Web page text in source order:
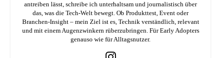
antreiben lässt, schreibe ich unterhaltsam und journalistisch über
das, was die Tech-Welt bewegt. Ob Produkttest, Event oder
Branchen-Insight – mein Ziel ist es, Technik verständlich, relevant
und mit einem Augenzwinkern rüberzubringen. Für Early Adopters
genauso wie für Alltagsnutzer.